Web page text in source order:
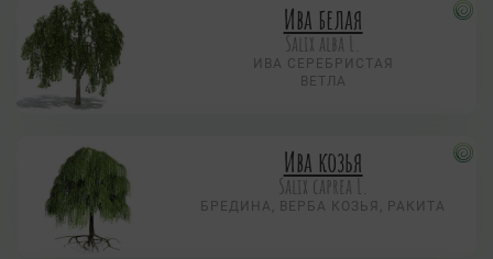
Ива белая
Salix alba L.
ИВА СЕРЕБРИСТАЯ
ВЕТЛА
Ива козья
Salix caprea L.
БРЕДИНА, ВЕРБА КОЗЬЯ, РАКИТА